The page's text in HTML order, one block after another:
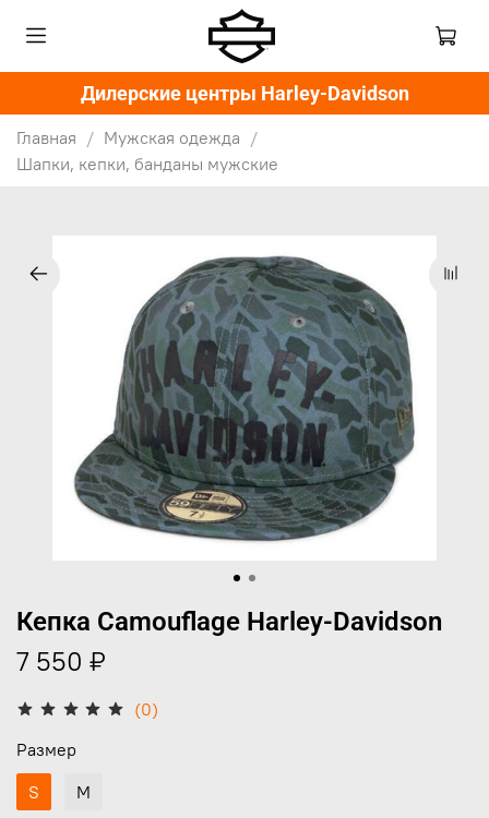
Дилерские центры Harley-Davidson
Главная
Мужская одежда
Шапки, кепки, банданы мужские
(0)
Кепка Camouflage Harley-Davidson
7 550 ₽
Размер
S
M